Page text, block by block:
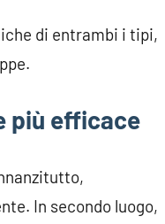
di entrambi i tipi,
più efficace
In secondo luogo,